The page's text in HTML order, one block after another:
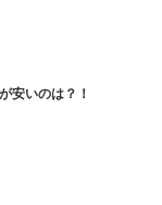
安いのは？！